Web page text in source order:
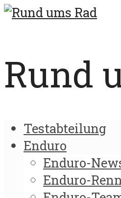
Rund
Testabteilung
Enduro
Enduro-
Enduro-